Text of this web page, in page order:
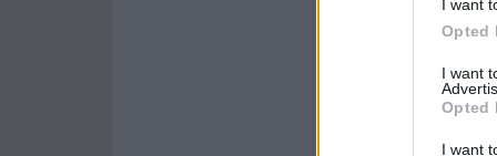
I want
Opted
I want
Opted
I want